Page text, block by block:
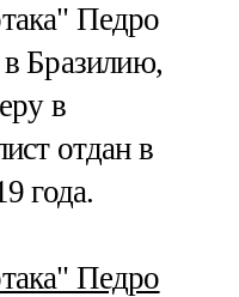
Педро
Бразилию,
в
отдан в
года.
Педро